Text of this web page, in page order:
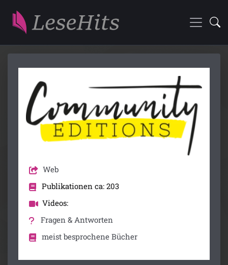
Web
Publikationen ca: 203
Videos:
Fragen & Antworten
meist besprochene Bücher